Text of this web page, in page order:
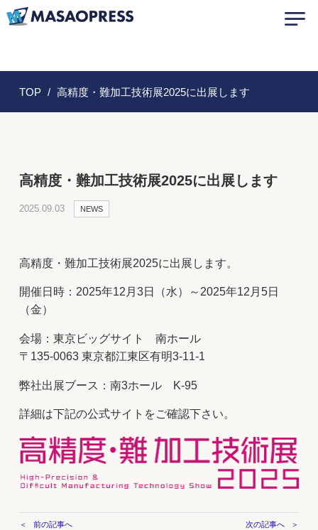
TOP 高精度・難加工技術展2025に出展します
高精度・難加工技術展2025に出展します
2025.09.03 NEWS
高精度・難加工技術展2025に出展します。
開催日時：2025年12月3日（水）～2025年12月5日
（金）
会場：東京ビッグサイト 南ホール
〒135-0063 東京都江東区有明3-11-1
弊社出展ブース：南3ホール K‐95
詳細は下記の公式サイトをご確認下さい。
前の記事へ 次の記事へ